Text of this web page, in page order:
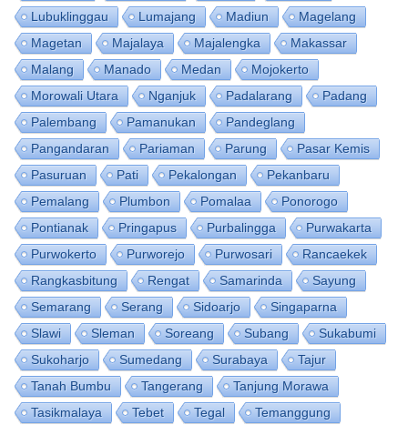
Lubuklinggau
Lumajang Madiun
Magelang
Magetan
Majalaya Majalengka
Makassar
Malang
Manado Medan
Mojokerto
Morowali Utara
Nganjuk Padalarang
Padang
Palembang
Pamanukan
Pandeglang
Pangandaran
Pariaman Parung
Pasar Kemis
Pasuruan
Pati Pekalongan
Pekanbaru
Pemalang
Plumbon Pomalaa
Ponorogo
Pontianak
Pringapus Purbalingga
Purwakarta
Purwokerto
Purworejo Purwosari
Rancaekek
Rangkasbitung
Rengat Samarinda
Sayung
Semarang
Serang Sidoarjo
Singaparna
Slawi
Sleman Soreang Subang
Sukabumi
Sukoharjo
Sumedang Surabaya
Tajur
Tanah Bumbu
Tangerang
Tanjung Morawa
Tasikmalaya
Tebet Tegal Temanggung